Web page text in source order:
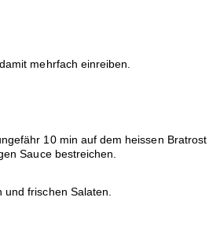
mehrfach einreiben.
10 min auf dem heissen Bratrost
Sauce bestreichen.
und frischen Salaten.